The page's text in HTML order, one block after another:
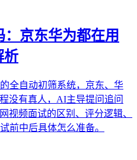
京东华为都在用
析
全自动初筛系统，京东、华
没有真人，AI主导提问追问
视频面试的区别、评分逻辑、
前中后具体怎么准备。